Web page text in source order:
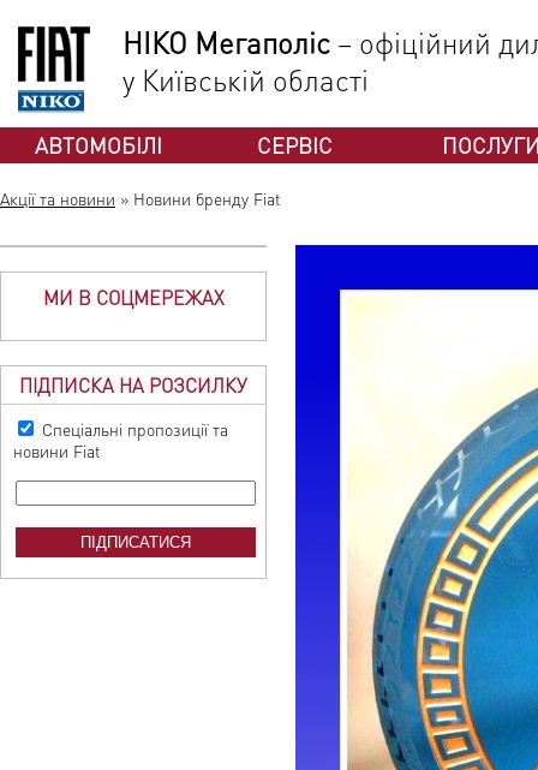
НІКО Мегаполіс – офіційний
у Київській області
АВТОМОБІЛІ СЕРВІС
Акції та новини » Новини бренду Fiat
МИ В СОЦМЕРЕЖАХ
ПІДПИСКА НА РОЗСИЛКУ
Спеціальні пропозиції та
новини Fiat